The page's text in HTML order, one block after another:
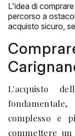
L'idea di
percorso a
acquisto sicuro,
L'acquisto
complesso e
commettere